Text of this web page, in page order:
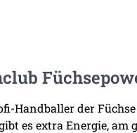
Handballer der
es extra Energie,